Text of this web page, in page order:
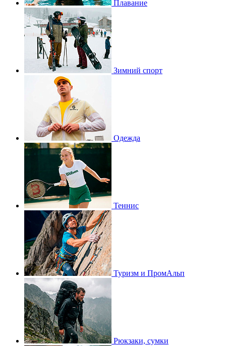
Плавание
Зимний спорт
Одежда
Теннис
Туризм и ПромАльп
Рюкзаки, сумки